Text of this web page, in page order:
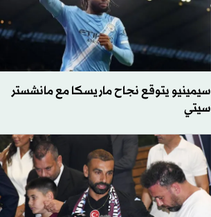
سيمينيو يتوقع نجاح ماريسكا مع مانشستر
سيتي